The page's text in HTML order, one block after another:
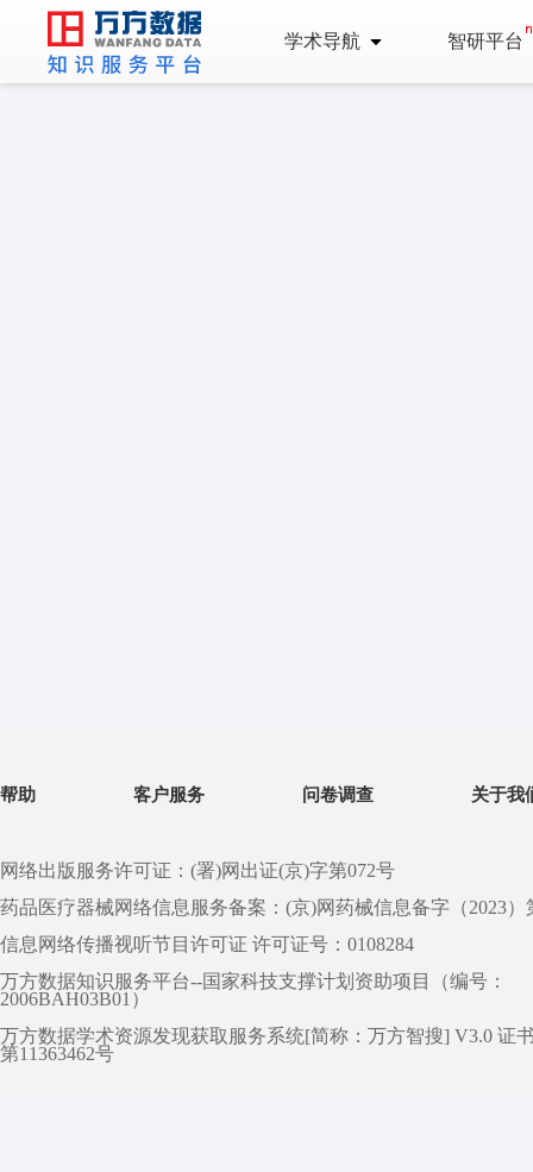
学术导航 智研平台
帮助 客户服务 问卷调查 关于我
网络出版服务许可证：(署)网出证(京)字第072号
药品医疗器械网络信息服务备案：(京)网药械信息备字（2023）
信息网络传播视听节目许可证 许可证号：0108284
万方数据知识服务平台--国家科技支撑计划资助项目（编号：
2006BAH03B01）
万方数据学术资源发现获取服务系统[简称：万方智搜] V3.0 证
第11363462号